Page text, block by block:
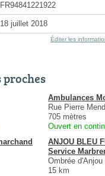
FR94841221922
18 juillet 2018
Éditer les
Ambulances
Rue Pierre
705 mètres
Ouvert en
ANJOU BLEU
Service
Ombrée d'Anjou
15 km